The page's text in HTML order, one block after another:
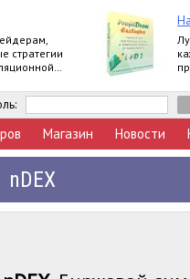
стратегии
Магазин Новости
nDEX